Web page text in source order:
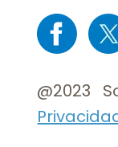
Imaxe
@2023